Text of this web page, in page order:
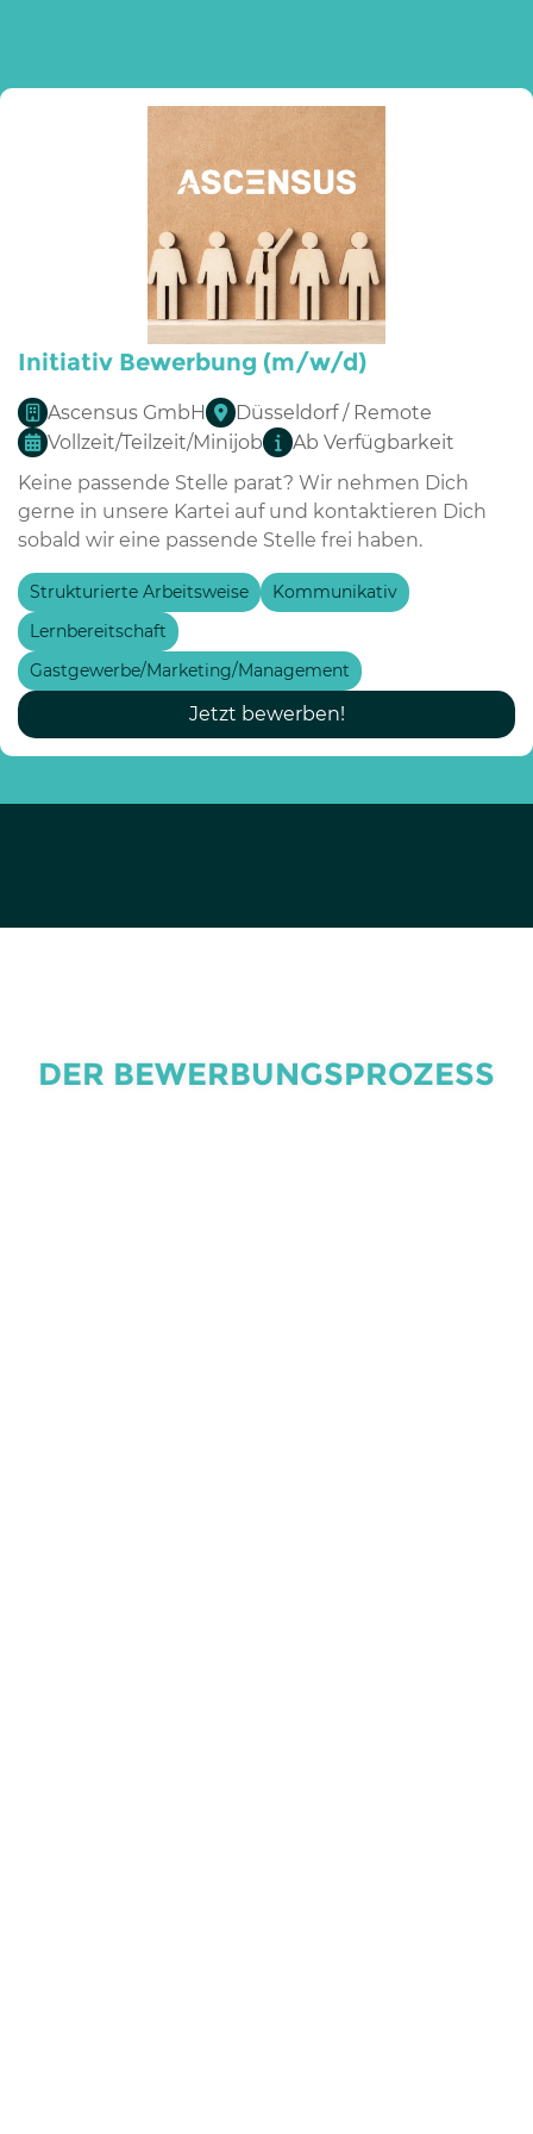
Initiativ Bewerbung (m/w/d)
Ascensus GmbH
Düsseldorf / Remote
Vollzeit/Teilzeit/Minijob
Ab Verfügbarkeit
Keine passende Stelle parat? Wir nehmen Dich
gerne in unsere Kartei auf und kontaktieren Dich
sobald wir eine passende Stelle frei haben.
Strukturierte Arbeitsweise
Kommunikativ
Lernbereitschaft
Gastgewerbe/Marketing/Management
Jetzt bewerben!
DER BEWERBUNGSPROZESS